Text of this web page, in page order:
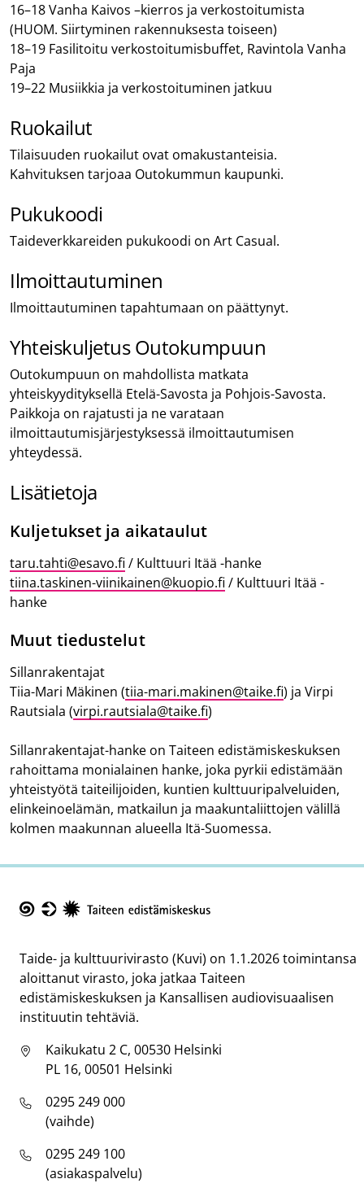
16–18 Vanha Kaivos –kierros ja verkostoitumista
(HUOM. Siirtyminen rakennuksesta toiseen)
18–19 Fasilitoitu verkostoitumisbuffet, Ravintola Vanha
Paja
19–22 Musiikkia ja verkostoituminen jatkuu
Ruokailut
Tilaisuuden ruokailut ovat omakustanteisia.
Kahvituksen tarjoaa Outokummun kaupunki.
Pukukoodi
Taideverkkareiden pukukoodi on Art Casual.
Ilmoittautuminen
Ilmoittautuminen tapahtumaan on päättynyt.
Yhteiskuljetus Outokumpuun
Outokumpuun on mahdollista matkata
yhteiskyydityksellä Etelä-Savosta ja Pohjois-Savosta.
Paikkoja on rajatusti ja ne varataan
ilmoittautumisjärjestyksessä ilmoittautumisen
yhteydessä.
Lisätietoja
Kuljetukset ja aikataulut
taru.tahti@esavo.fi / Kulttuuri Itää -hanke
tiina.taskinen-viinikainen@kuopio.fi / Kulttuuri Itää -
hanke
Muut tiedustelut
Sillanrakentajat
Tiia-Mari Mäkinen (tiia-mari.makinen@taike.fi) ja Virpi
Rautsiala (virpi.rautsiala@taike.fi)
Sillanrakentajat-hanke on Taiteen edistämiskeskuksen
rahoittama monialainen hanke, joka pyrkii edistämään
yhteistyötä taiteilijoiden, kuntien kulttuuripalveluiden,
elinkeinoelämän, matkailun ja maakuntaliittojen välillä
kolmen maakunnan alueella Itä-Suomessa.
Taide- ja kulttuurivirasto (Kuvi) on 1.1.2026 toimintansa
aloittanut virasto, joka jatkaa Taiteen
edistämiskeskuksen ja Kansallisen audiovisuaalisen
instituutin tehtäviä.
Kaikukatu 2 C, 00530 Helsinki
PL 16, 00501 Helsinki
0295 249 000
(vaihde)
0295 249 100
(asiakaspalvelu)